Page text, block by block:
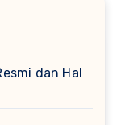
dan Hal